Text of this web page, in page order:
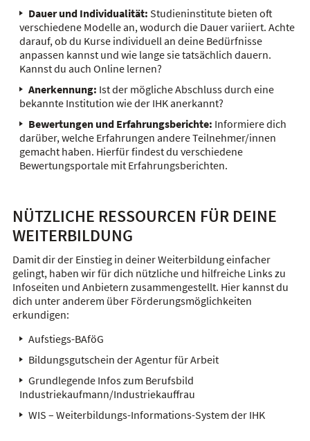
Dauer und Individualität: Studieninstitute bieten oft
verschiedene Modelle an, wodurch die Dauer variiert. Achte
darauf, ob du Kurse individuell an deine Bedürfnisse
anpassen kannst und wie lange sie tatsächlich dauern.
Kannst du auch Online lernen?
Anerkennung: Ist der mögliche Abschluss durch eine
bekannte Institution wie der IHK anerkannt?
Bewertungen und Erfahrungsberichte: Informiere dich
darüber, welche Erfahrungen andere Teilnehmer/innen
gemacht haben. Hierfür findest du verschiedene
Bewertungsportale mit Erfahrungsberichten.
NÜTZLICHE RESSOURCEN FÜR DEINE
WEITERBILDUNG
Damit dir der Einstieg in deiner Weiterbildung einfacher
gelingt, haben wir für dich nützliche und hilfreiche Links zu
Infoseiten und Anbietern zusammengestellt. Hier kannst du
dich unter anderem über Förderungsmöglichkeiten
erkundigen:
Aufstiegs-BAföG
Bildungsgutschein der Agentur für Arbeit
Grundlegende Infos zum Berufsbild
Industriekaufmann/Industriekauffrau
WIS – Weiterbildungs-Informations-System der IHK